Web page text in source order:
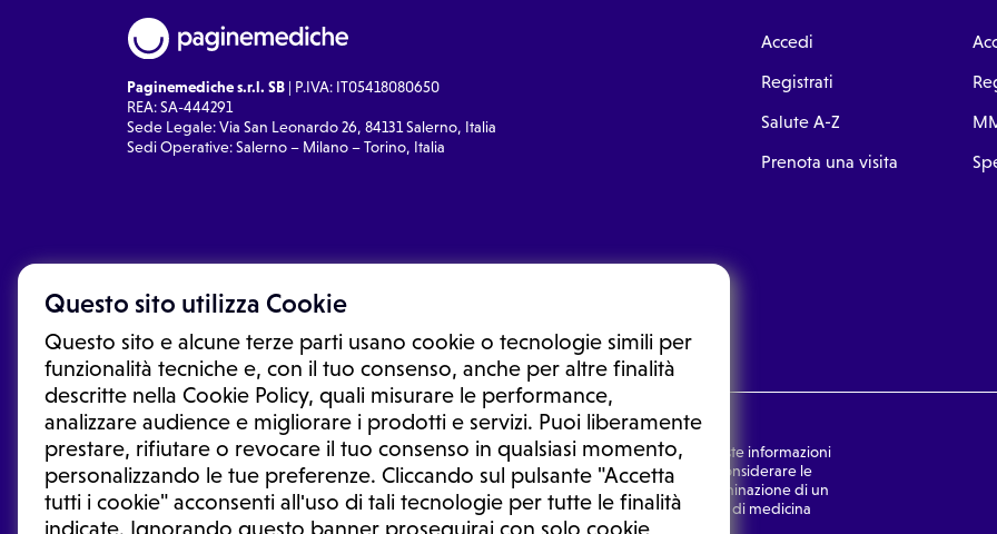
Questo sito utilizza Cookie
Questo sito e alcune terze parti usano cookie o tecnologie simili per
funzionalità tecniche e, con il tuo consenso, anche per altre finalità
descritte nella Cookie Policy, quali misurare le performance,
analizzare audience e migliorare i prodotti e servizi. Puoi liberamente
prestare, rifiutare o revocare il tuo consenso in qualsiasi momento,
personalizzando le tue preferenze. Cliccando sul pulsante "Accetta
tutti i cookie" acconsenti all'uso di tali tecnologie per tutte le finalità
indicate. Ignorando questo banner proseguirai con solo cookie
Paginemediche s.r.l. SB | P.IVA: IT05418080650
REA: SA-444291
Sede Legale: Via San Leonardo 26, 84131 Salerno, Italia
Sedi Operative: Salerno – Milano – Torino, Italia
Accedi
Registrati
Salute A-Z
Prenota una visita
Le informazioni proposte in questo sito non sono un consulto medico. In nessun caso, queste informazioni
sostituiscono un consulto, una visita o una diagnosi formulata dal medico. Non si devono considerare le
informazioni disponibili come suggerimenti per la formulazione di una diagnosi, la determinazione di un
trattamento o l'assunzione o sospensione di un farmaco senza prima consultare un medico di medicina
generale o uno specialista.